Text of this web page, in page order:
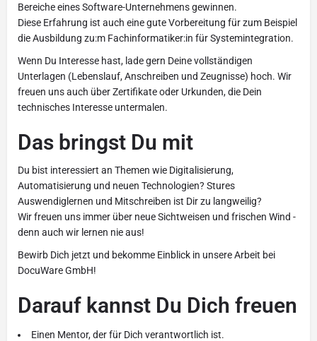
Bereiche eines Software-Unternehmens gewinnen.
Diese Erfahrung ist auch eine gute Vorbereitung für zum Beispiel
die Ausbildung zu:m Fachinformatiker:in für Systemintegration.
Wenn Du Interesse hast, lade gern Deine vollständigen
Unterlagen (Lebenslauf, Anschreiben und Zeugnisse) hoch. Wir
freuen uns auch über Zertifikate oder Urkunden, die Dein
technisches Interesse untermalen.
Das bringst Du mit
Du bist interessiert an Themen wie Digitalisierung,
Automatisierung und neuen Technologien? Stures
Auswendiglernen und Mitschreiben ist Dir zu langweilig?
Wir freuen uns immer über neue Sichtweisen und frischen Wind -
denn auch wir lernen nie aus!
Bewirb Dich jetzt und bekomme Einblick in unsere Arbeit bei
DocuWare GmbH!
Darauf kannst Du Dich freuen
Einen Mentor, der für Dich verantwortlich ist.